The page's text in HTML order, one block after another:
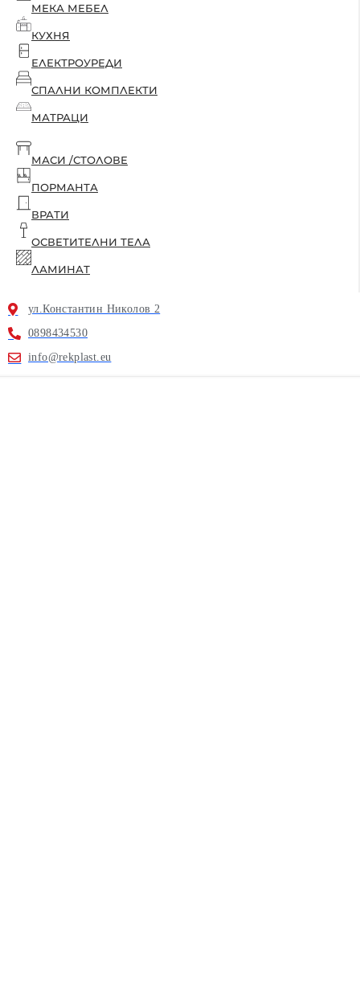
МЕКА МЕБЕЛ
КУХНЯ
ЕЛЕКТРОУРЕДИ
СПАЛНИ КОМПЛЕКТИ
МАТРАЦИ
МАСИ /СТОЛОВЕ
ПОРМАНТА
ВРАТИ
ОСВЕТИТЕЛНИ ТЕЛА
ЛАМИНАТ
ул.Константин Николов 2
0898434530
info@rekplast.eu